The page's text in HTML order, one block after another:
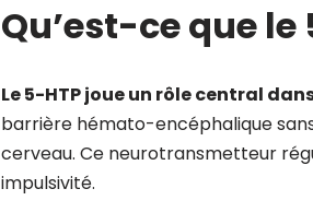
Qu’est-ce que
Le 5-HTP joue un rôle central
barrière hémato-encéphalique
cerveau. Ce neurotransmetteur
impulsivité.